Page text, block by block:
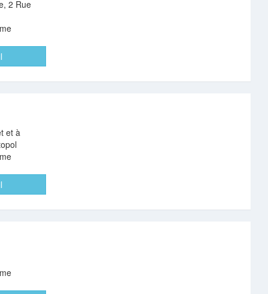
2 Rue
et à